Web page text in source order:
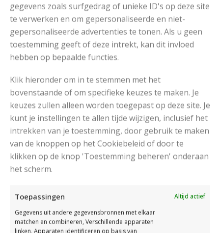
gegevens zoals surfgedrag of unieke ID's op deze site
te verwerken en om gepersonaliseerde en niet-
gepersonaliseerde advertenties te tonen. Als u geen
toestemming geeft of deze intrekt, kan dit invloed
hebben op bepaalde functies.
Klik hieronder om in te stemmen met het
bovenstaande of om specifieke keuzes te maken. Je
keuzes zullen alleen worden toegepast op deze site. Je
kunt je instellingen te allen tijde wijzigen, inclusief het
intrekken van je toestemming, door gebruik te maken
van de knoppen op het Cookiebeleid of door te
klikken op de knop 'Toestemming beheren' onderaan
het scherm.
Toepassingen
Altijd actief
Gegevens uit andere gegevensbronnen met elkaar
matchen en combineren, Verschillende apparaten
linken, Apparaten identificeren op basis van
een leuke poncho, muts en wantjes breien voor
baby's. Het patroon is niet heel eenvoudig maar
wel heel leuk.
Read More
DOORZOEK DE SITE:
Breipatronen